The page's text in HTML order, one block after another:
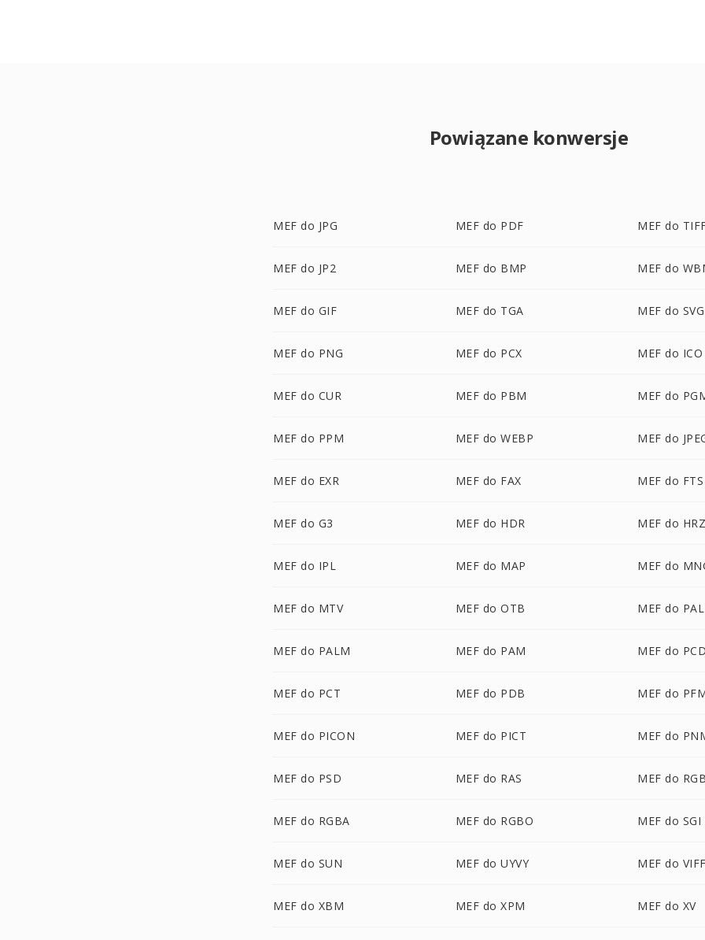
Powiązane konwersje
MEF do JPG MEF do PDF MEF do
MEF do JP2 MEF do BMP MEF do
MEF do GIF MEF do TGA MEF do SVG
MEF do PNG MEF do PCX MEF do ICO
MEF do CUR MEF do PBM MEF do
MEF do PPM MEF do WEBP MEF do
MEF do EXR MEF do FAX MEF do FTS
MEF do G3 MEF do HDR MEF do
MEF do IPL MEF do MAP MEF do
MEF do MTV MEF do OTB MEF do PAL
MEF do PALM MEF do PAM MEF do
MEF do PCT MEF do PDB MEF do
MEF do PICON MEF do PICT MEF do
MEF do PSD MEF do RAS MEF do
MEF do RGBA MEF do RGBO MEF do SGI
MEF do SUN MEF do UYVY MEF do
MEF do XBM MEF do XPM MEF do XV